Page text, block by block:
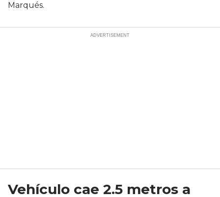
Marqués.
Vehículo cae 2.5 metros a